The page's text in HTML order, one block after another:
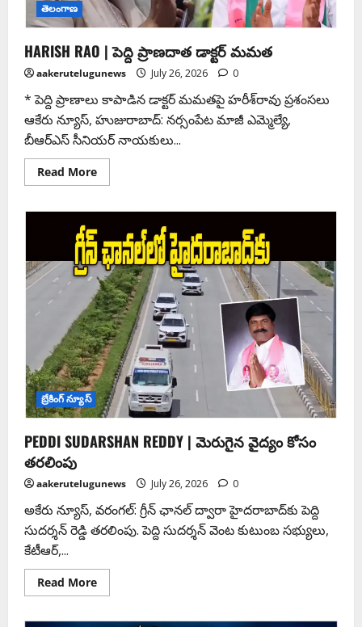
తెలంగాణ
HARISH RAO | పెద్ది ప్రాణదాత డాక్టర్ మమత
aakerutelugunews July 26, 2026 0
* పెద్ది ప్రాణాలు కాపాడిన డాక్టర్ మమతపై హరీశ్‌రావు ప్రశంసలు
ఆకేరు న్యూస్, హుజురాబాద్: నర్సంపేట మాజీ ఎమ్మెల్యే,
బీఆర్‌ఎస్ సీనియర్ నాయకులు...
Read More
బ్రేకింగ్ న్యూస్
PEDDI SUDARSHAN REDDY | మెరుగైన వైద్యం కోసం
తరలింపు
aakerutelugunews July 26, 2026 0
అకేరు న్యూస్, వరంగల్: గ్రీన్ ఛానల్ ద్వారా హైదరాబాద్‌కు పెద్ది
సుదర్శన్ రెడ్డి తరలింపు. పెద్ది సుదర్శన్ వెంట కుటుంబ సభ్యులు,
కేటీఆర్,...
Read More